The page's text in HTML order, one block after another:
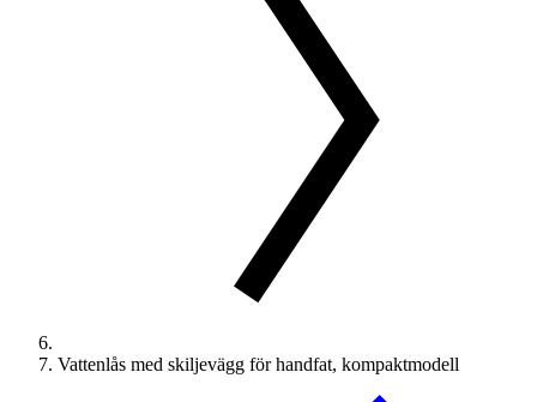
Vattenlås med skiljevägg för handfat, kompaktmodell